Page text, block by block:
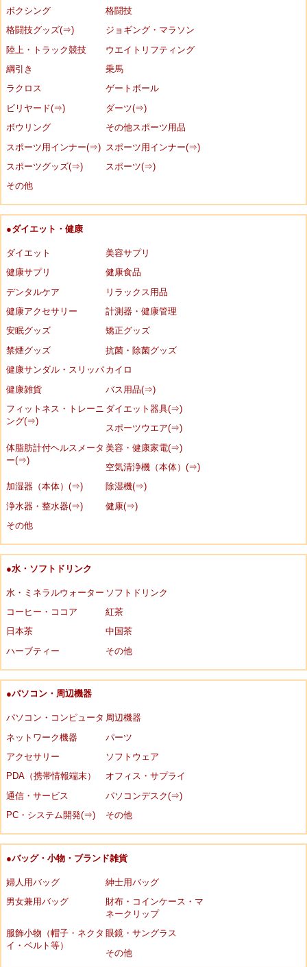
ボクシング
格闘技
格闘技グッズ(⇒)
ジョギング・マラソン
陸上・トラック競技
ウエイトリフティング
綱引き
乗馬
ラクロス
ゲートボール
ビリヤード(⇒)
ダーツ(⇒)
ボウリング
その他スポーツ用品
スポーツ用インナー(⇒)
スポーツ用インナー(⇒)
スポーツグッズ(⇒)
スポーツ(⇒)
その他
●ダイエット・健康
ダイエット
美容サプリ
健康サプリ
健康食品
デンタルケア
リラックス用品
健康アクセサリー
計測器・健康管理
安眠グッズ
矯正グッズ
禁煙グッズ
抗菌・除菌グッズ
健康サンダル・スリッパ カイロ
健康雑貨
バス用品(⇒)
フィットネス・トレーニ
ング(⇒)
ダイエット器具(⇒)
スポーツウエア(⇒)
体脂肪計付ヘルスメータ
ー(⇒)
美容・健康家電(⇒)
空気清浄機（本体）(⇒)
加湿器（本体）(⇒)
除湿機(⇒)
浄水器・整水器(⇒)
健康(⇒)
その他
●水・ソフトドリンク
水・ミネラルウォーター ソフトドリンク
コーヒー・ココア
紅茶
日本茶
中国茶
ハーブティー
その他
●パソコン・周辺機器
パソコン・コンピュータ 周辺機器
ネットワーク機器
パーツ
アクセサリー
ソフトウェア
PDA（携帯情報端末）
オフィス・サプライ
通信・サービス
パソコンデスク(⇒)
PC・システム開発(⇒)
その他
●バッグ・小物・ブランド雑貨
婦人用バッグ
紳士用バッグ
男女兼用バッグ
財布・コインケース・マ
ネークリップ
服飾小物（帽子・ネクタ
イ・ベルト等）
眼鏡・サングラス
その他